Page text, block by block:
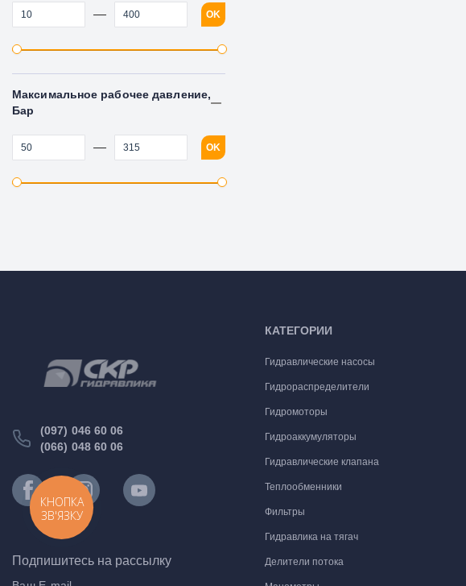
— OK
Максимальное рабочее давление,
Бар
— OK
(097) 046 60 06
(066) 048 60 06
Подпишитесь на рассылку
КАТЕГОРИИ
Гидравлические насосы
Гидрораспределители
Гидромоторы
Гидроаккумуляторы
Гидравлические клапана
Теплообменники
Фильтры
Гидравлика на тягач
Делители потока
КНОПКА
ЗВ'ЯЗКУ